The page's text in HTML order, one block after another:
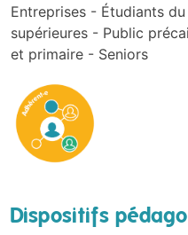
Entreprises - Étudiants
supérieures - Public
et primaire - Seniors
Dispositifs